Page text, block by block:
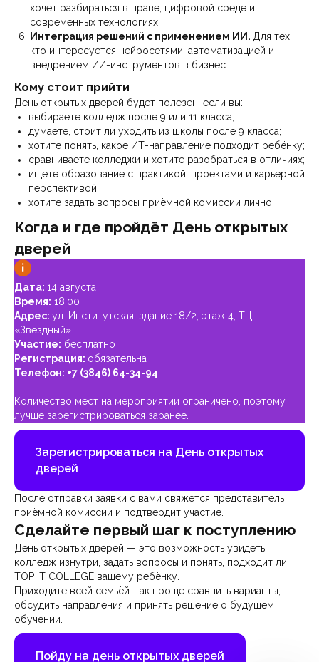
хочет разбираться в праве, цифровой среде и
современных технологиях.
Интеграция решений с применением ИИ. Для тех,
кто интересуется нейросетями, автоматизацией и
внедрением ИИ-инструментов в бизнес.
Кому стоит прийти
День открытых дверей будет полезен, если вы:
выбираете колледж после 9 или 11 класса;
думаете, стоит ли уходить из школы после 9 класса;
хотите понять, какое ИТ-направление подходит ребёнку;
сравниваете колледжи и хотите разобраться в отличиях;
ищете образование с практикой, проектами и карьерной
перспективой;
хотите задать вопросы приёмной комиссии лично.
Когда и где пройдёт День открытых
дверей
Дата: 14 августа
Время: 18:00
Адрес: ул. Институтская, здание 18/2, этаж 4, ТЦ
«Звездный»
Участие: бесплатно
Регистрация: обязательна
Телефон: +7 (3846) 64-34-94
Количество мест на мероприятии ограничено, поэтому
лучше зарегистрироваться заранее.
Зарегистрироваться на День открытых
дверей
После отправки заявки с вами свяжется представитель
приёмной комиссии и подтвердит участие.
Сделайте первый шаг к поступлению
День открытых дверей — это возможность увидеть
колледж изнутри, задать вопросы и понять, подходит ли
TOP IT COLLEGE вашему ребёнку.
Приходите всей семьёй: так проще сравнить варианты,
обсудить направления и принять решение о будущем
обучении.
Пойду на день открытых дверей